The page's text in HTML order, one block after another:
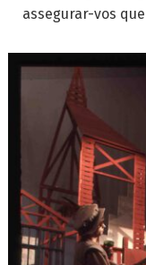
assegurar-vos